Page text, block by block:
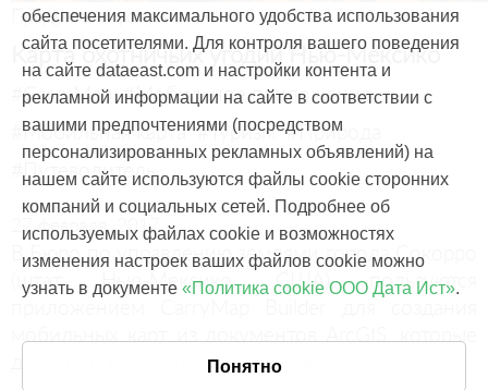
Продукты и услуги
Карта охотничьих угодий Нью-Мексико
#CarryMap
#Мобильное приложение
#Мобильная карта #Туризм #Природа
#Путеводитель
27 февраля, 2017
В Бюро по управлению землями города Сокорро
(штат Нью-Мексико, США) пользуются
доступны всем жителям и гостям штата
обеспечения максимального удобства использования
сайта посетителями. Для контроля вашего поведения
на сайте dataeast.com и настройки контента и
рекламной информации на сайте в соответствии с
вашими предпочтениями (посредством
персонализированных рекламных объявлений) на
нашем сайте используются файлы cookie сторонних
компаний и социальных сетей. Подробнее об
используемых файлах cookie и возможностях
изменения настроек ваших файлов cookie можно
узнать в документе «Политика cookie ООО Дата Ист».
Понятно